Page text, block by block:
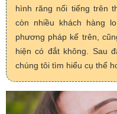
hình răng nổi tiếng trên
còn nhiều khách hàng
phương pháp kể trên,
hiện có đắt không. Sau
chúng tôi tìm hiểu cụ thể